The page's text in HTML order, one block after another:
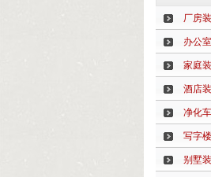
厂房
办公
家庭
酒店
净化
写字
别墅